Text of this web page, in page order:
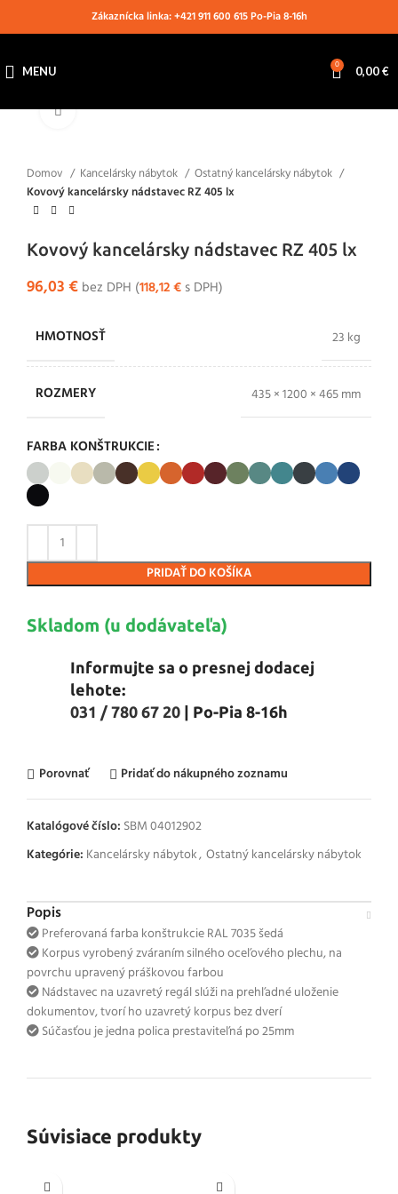
Zákaznícka linka: +421 911 600 615 Po-Pia 8-16h
MENU 0 0,00€
Klikni pre zväčšenie
Domov Kancelársky nábytok
Ostatný kancelársky nábytok
Kovový kancelársky nádstavec RZ 405 lx
Kovový kancelársky nádstavec RZ 405 lx
96,03€ bez DPH (118,12€ s DPH)
HMOTNOSŤ 23 kg
ROZMERY 435 × 1200 × 465 mm
FARBA KONŠTRUKCIE
PRIDAŤ DO KOŠÍKA
Skladom (u dodávateľa)
Informujte sa o presnej dodacej
lehote:
031 / 780 67 20 | Po-Pia 8-16h
Porovnať Pridať do nákupného zoznamu
Katalógové číslo: SBM 04012902
Kategórie: Kancelársky nábytok, Ostatný kancelársky nábytok
Popis
Preferovaná farba konštrukcie RAL 7035 šedá
Korpus vyrobený zváraním silného oceľového plechu, na
povrchu upravený práškovou farbou
Nádstavec na uzavretý regál slúži na prehľadné uloženie
dokumentov, tvorí ho uzavretý korpus bez dverí
Súčasťou je jedna polica prestaviteľná po 25mm
Súvisiace produkty